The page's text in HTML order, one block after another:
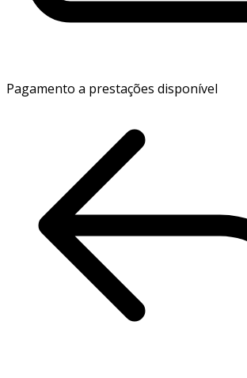
Pagamento a prestações disponível